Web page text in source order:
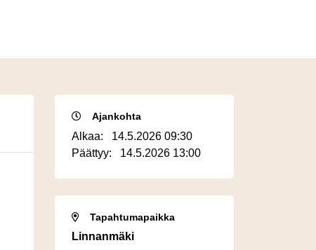
Ajankohta
Alkaa: 14.5.2026 09:30
Päättyy: 14.5.2026 13:00
Tapahtumapaikka
Linnanmäki